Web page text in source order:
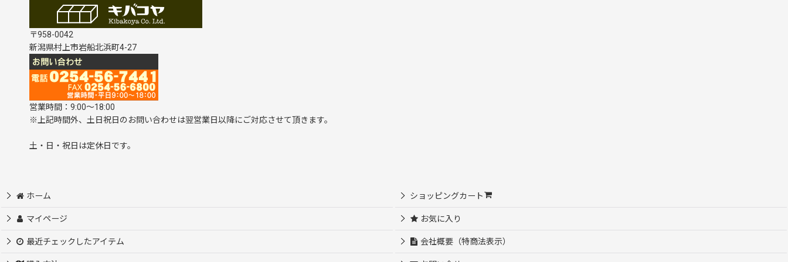
〒958-0042
新潟県村上市岩船北浜町4-27
営業時間：9:00～18:00
※上記時間外、土日祝日のお問い合わせは翌営業日以降にご対応させて頂きます。
土・日・祝日は定休日です。
ホーム ショッピングカート
マイページ お気に入り
最近チェックしたアイテム 会社概要（特商法表示）